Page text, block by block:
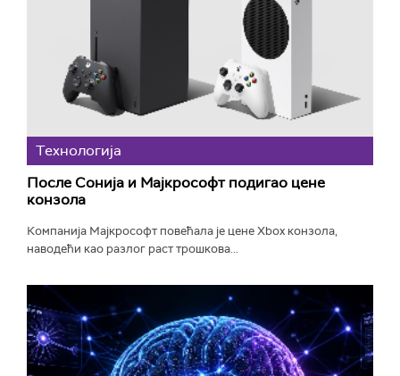
Технологијa
После Сонија и Мајкрософт подигао цене
конзола
Компанија Мајкрософт повећала је цене Xbox конзола,
наводећи као разлог раст трошкова...